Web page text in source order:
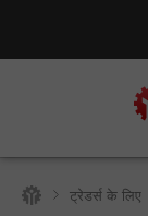
ट्रेडर्स के लिए